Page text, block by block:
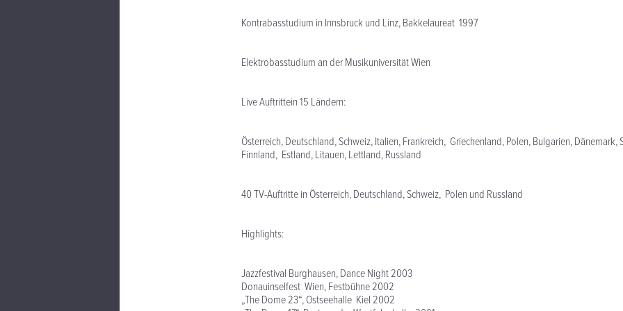
Kontrabasstudium in Innsbruck und Linz, Bakkelaureat 1997
Elektrobasstudium an der Musikuniversität Wien
Live Auftrittein 15 Ländern:
Österreich, Deutschland, Schweiz, Italien, Frankreich, Griechenland, Polen, Bulgarien, Dänemark,
Finnland, Estland, Litauen, Lettland, Russland
40 TV-Auftritte in Österreich, Deutschland, Schweiz, Polen und Russland
Highlights:
Jazzfestival Burghausen, Dance Night 2003
Donauinselfest Wien, Festbühne 2002
„The Dome 23“, Ostseehalle Kiel 2002